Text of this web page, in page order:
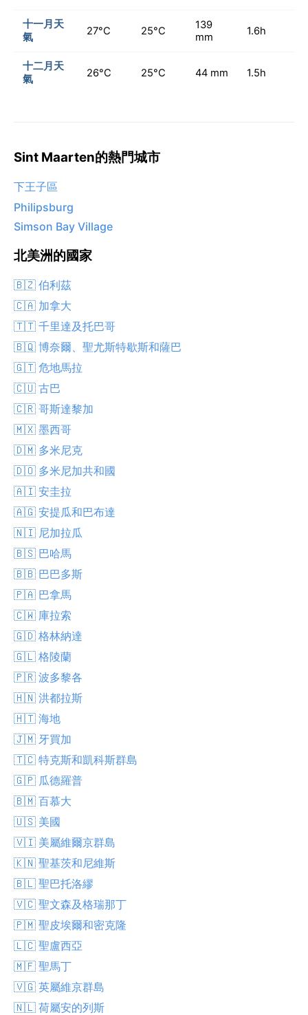
十一月天
氣
27°C 25°C
139
mm
1.6h
十二月天
氣
26°C 25°C 44 mm 1.5h
Sint Maarten的熱門城市
下王子區
Philipsburg
Simson Bay Village
北美洲的國家
🇧🇿 伯利茲
🇨🇦 加拿大
🇹🇹 千里達及托巴哥
🇧🇶 博奈爾、聖尤斯特歇斯和薩巴
🇬🇹 危地馬拉
🇨🇺 古巴
🇨🇷 哥斯達黎加
🇲🇽 墨西哥
🇩🇲 多米尼克
🇩🇴 多米尼加共和國
🇦🇮 安圭拉
🇦🇬 安提瓜和巴布達
🇳🇮 尼加拉瓜
🇧🇸 巴哈馬
🇧🇧 巴巴多斯
🇵🇦 巴拿馬
🇨🇼 庫拉索
🇬🇩 格林納達
🇬🇱 格陵蘭
🇵🇷 波多黎各
🇭🇳 洪都拉斯
🇭🇹 海地
🇯🇲 牙買加
🇹🇨 特克斯和凱科斯群島
🇬🇵 瓜德羅普
🇧🇲 百慕大
🇺🇸 美國
🇻🇮 美屬維爾京群島
🇰🇳 聖基茨和尼維斯
🇧🇱 聖巴托洛繆
🇻🇨 聖文森及格瑞那丁
🇵🇲 聖皮埃爾和密克隆
🇱🇨 聖盧西亞
🇲🇫 聖馬丁
🇻🇬 英屬維京群島
🇳🇱 荷屬安的列斯